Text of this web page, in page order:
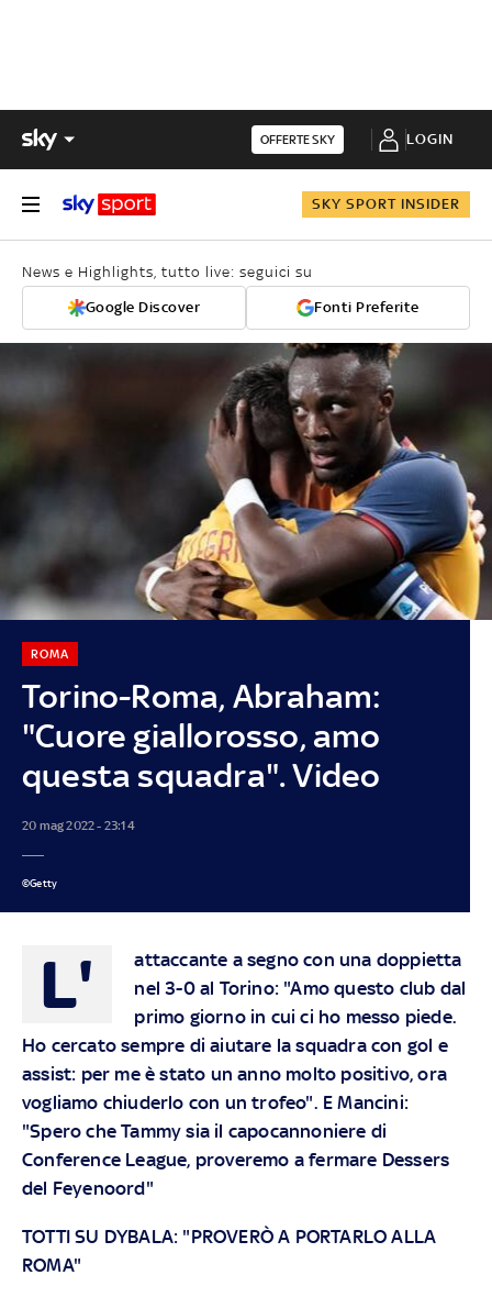
OFFERTE SKY LOGIN
SKY SPORT INSIDER
News e Highlights, tutto live: seguici su
Google Discover Fonti Preferite
Torino-Roma, Abraham:
"Cuore giallorosso, amo
questa squadra". Video
ROMA
20 mag 2022 - 23:14
©Getty
L'
attaccante a segno con una doppietta
nel 3-0 al Torino: "Amo questo club dal
primo giorno in cui ci ho messo piede.
Ho cercato sempre di aiutare la squadra con gol e
assist: per me è stato un anno molto positivo, ora
vogliamo chiuderlo con un trofeo". E Mancini:
"Spero che Tammy sia il capocannoniere di
Conference League, proveremo a fermare Dessers
del Feyenoord"
TOTTI SU DYBALA: "PROVERÒ A PORTARLO ALLA
ROMA"